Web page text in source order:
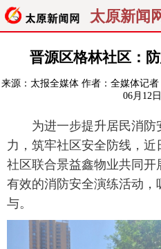
太原新闻
首页 聚焦
经济 关注
纵横 曝光
旅游 理财
看天下 晋月读
太原日报 太原晚报
晋源区格林社区：
来源： 太报全媒体 作者：全媒体记
06月12
为进一步提升居民消防
力，筑牢社区安全防线，
社区联合景益鑫物业共同
有效的消防安全演练活动，
与。